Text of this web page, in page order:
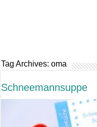
Tag Archives:oma
Schneemannsuppe